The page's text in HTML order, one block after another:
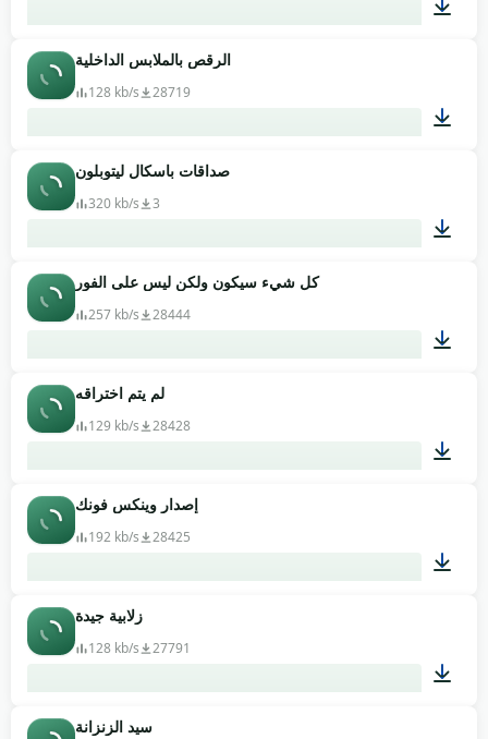
الرقص بالملابس الداخلية
128 kb/s 28719
صداقات باسكال ليتوبلون
320 kb/s 3
كل شيء سيكون ولكن ليس على الفور
257 kb/s 28444
لم يتم اختراقه
129 kb/s 28428
إصدار وينكس فونك
192 kb/s 28425
زلابية جيدة
128 kb/s 27791
سيد الزنزانة